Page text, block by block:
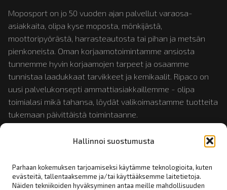
Hallinnoi suostumusta
Parhaan kokemuksen tarjoamiseksi käytämme teknologioita, kuten
evästeitä, tallentaaksemme ja/tai käyttääksemme laitetietoja.
Näiden tekniikoiden hyväksyminen antaa meille mahdollisuuden
Moposport on jo 50 vuoden ajan palvellut varaosa-
asiakkaita, olipa kyse moposta, mönkijästä,
moottoripyörästä, harrasteautosta tai pihan ja metsän
pienkoneista. Oman korjaamotoimintamme ansiosta
tunnemme hyvin korjaamojen tarpeet ja osaamme
tunnistaa laadukkaat tarvikkeet ja kemikaalit. Ripaco on
uusi palvelukonsepti ammattiasiakkaillemme - olipa
toimialasi mikä tahansa, löydät valikoimastamme tuotteita
tukemaan päivittäistä toimintaanne.
mopotukku.fijamoposport.fi